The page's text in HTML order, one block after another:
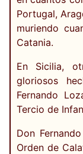
Portugal,
muriendo
Catania.
En Sicilia,
gloriosos
Fernando
Tercio de
Don
Orden de